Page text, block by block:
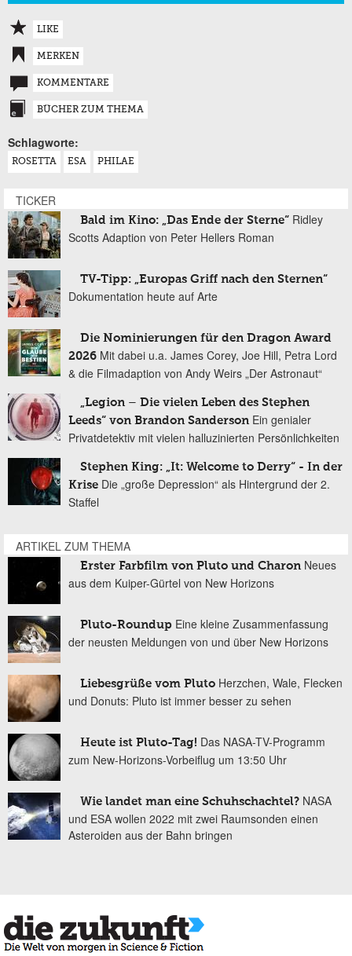
LIKE
MERKEN
KOMMENTARE
BÜCHER ZUM THEMA
Schlagworte:
ROSETTA ESA PHILAE
TICKER
Bald im Kino: „Das Ende der Sterne“ Ridley
Scotts Adaption von Peter Hellers Roman
TV-Tipp: „Europas Griff nach den Sternen“
Dokumentation heute auf Arte
Die Nominierungen für den Dragon Award
2026 Mit dabei u.a. James Corey, Joe Hill, Petra Lord
& die Filmadaption von Andy Weirs „Der Astronaut“
„Legion – Die vielen Leben des Stephen
Leeds“ von Brandon Sanderson Ein genialer
Privatdetektiv mit vielen halluzinierten Persönlichkeiten
Stephen King: „It: Welcome to Derry“ - In der
Krise Die „große Depression“ als Hintergrund der 2.
Staffel
ARTIKEL ZUM THEMA
Erster Farbfilm von Pluto und Charon Neues
aus dem Kuiper-Gürtel von New Horizons
Pluto-Roundup Eine kleine Zusammenfassung
der neusten Meldungen von und über New Horizons
Liebesgrüße vom Pluto Herzchen, Wale, Flecken
und Donuts: Pluto ist immer besser zu sehen
Heute ist Pluto-Tag! Das NASA-TV-Programm
zum New-Horizons-Vorbeiflug um 13:50 Uhr
Wie landet man eine Schuhschachtel? NASA
und ESA wollen 2022 mit zwei Raumsonden einen
Asteroiden aus der Bahn bringen